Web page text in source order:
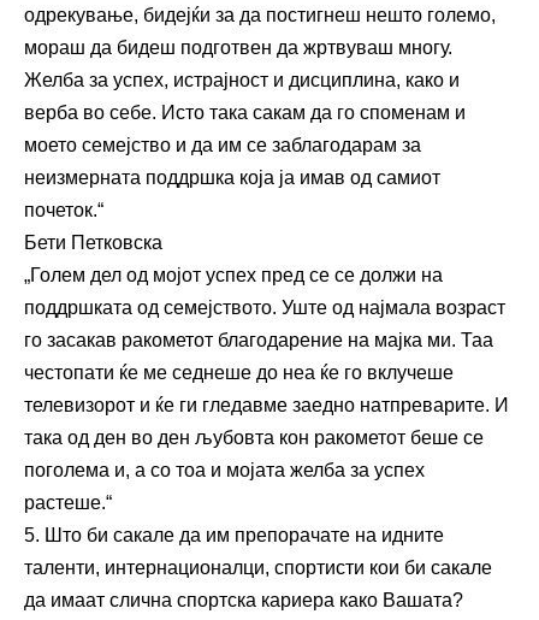
одрекување, бидејќи за да постигнеш нешто големо,
мораш да бидеш подготвен да жртвуваш многу.
Желба за успех, истрајност и дисциплина, како и
верба во себе. Исто така сакам да го споменам и
моето семејство и да им се заблагодарам за
неизмерната поддршка која ја имав од самиот
почеток.“
Бети Петковска
„Голем дел од мојот успех пред се се должи на
поддршката од семејството. Уште од најмала возраст
го засакав ракометот благодарение на мајка ми. Таа
честопати ќе ме седнеше до неа ќе го вклучеше
телевизорот и ќе ги гледавме заедно натпреварите. И
така од ден во ден љубовта кон ракометот беше се
поголема и, а со тоа и мојата желба за успех
растеше.“
5. Што би сакале да им препорачате на идните
таленти, интернационалци, спортисти кои би сакале
да имаат слична спортска кариера како Вашата?